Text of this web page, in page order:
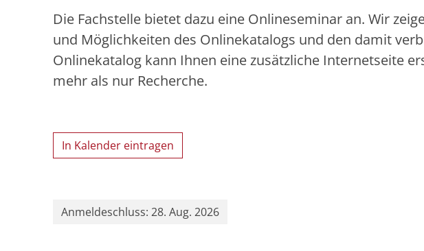
Die Fachstelle bietet dazu eine Onlineseminar an. Wir
und Möglichkeiten des Onlinekatalogs und den damit
Onlinekatalog kann Ihnen eine zusätzliche Internetseite
mehr als nur Recherche.
In Kalender eintragen
Anmeldeschluss: 28. Aug. 2026